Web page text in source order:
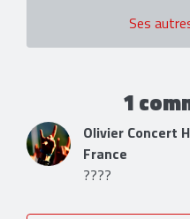
Ses
1
Olivier Concert
France
????